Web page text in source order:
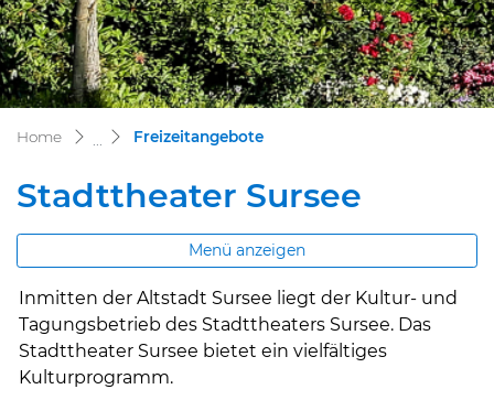
Home Freizeitangebote(ausgewählt)
Stadttheater Sursee
Menü anzeigen
Inmitten der Altstadt Sursee liegt der Kultur- und
Tagungsbetrieb des Stadttheaters Sursee. Das
Stadttheater Sursee bietet ein vielfältiges
Kulturprogramm.